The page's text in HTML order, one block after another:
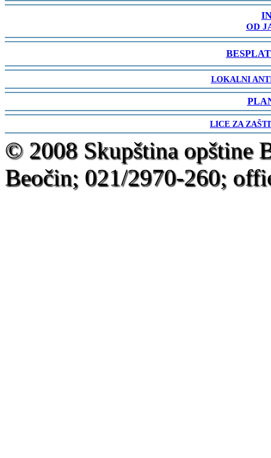
-
OD
-
-
LOKALNI
-
-
LICE ZA
© 2008 Skupština opštine
Beočin; 021/2970-260;